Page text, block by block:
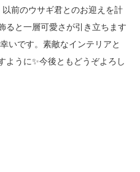
前のウサギ君とのお迎えを計
ると一層可愛さが引き立ちます
いです。素敵なインテリアと
ように✨今後ともどうぞよろし